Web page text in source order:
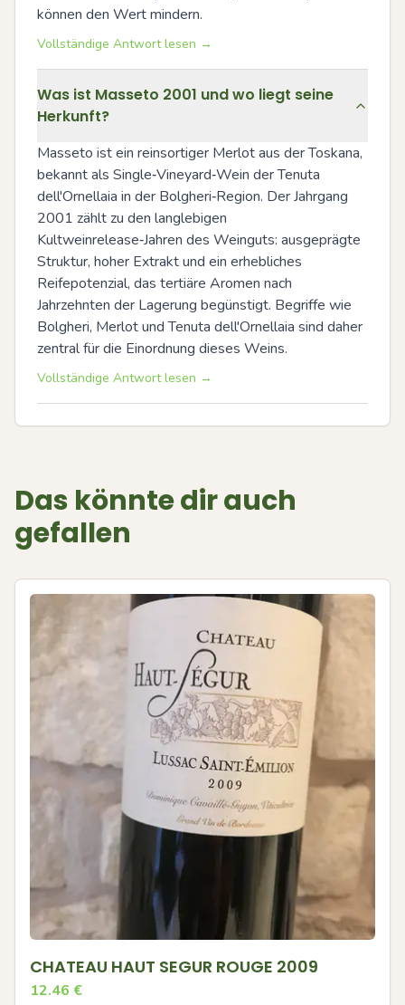
können den Wert mindern.
Vollständige Antwort lesen →
Was ist Masseto 2001 und wo liegt seine
Herkunft?
Masseto ist ein reinsortiger Merlot aus der Toskana,
bekannt als Single‑Vineyard‑Wein der Tenuta
dell'Ornellaia in der Bolgheri‑Region. Der Jahrgang
2001 zählt zu den langlebigen
Kultweinrelease‑Jahren des Weinguts: ausgeprägte
Struktur, hoher Extrakt und ein erhebliches
Reifepotenzial, das tertiäre Aromen nach
Jahrzehnten der Lagerung begünstigt. Begriffe wie
Bolgheri, Merlot und Tenuta dell'Ornellaia sind daher
zentral für die Einordnung dieses Weins.
Vollständige Antwort lesen →
Das könnte dir auch
gefallen
CHATEAU HAUT SEGUR ROUGE 2009
12.46 €